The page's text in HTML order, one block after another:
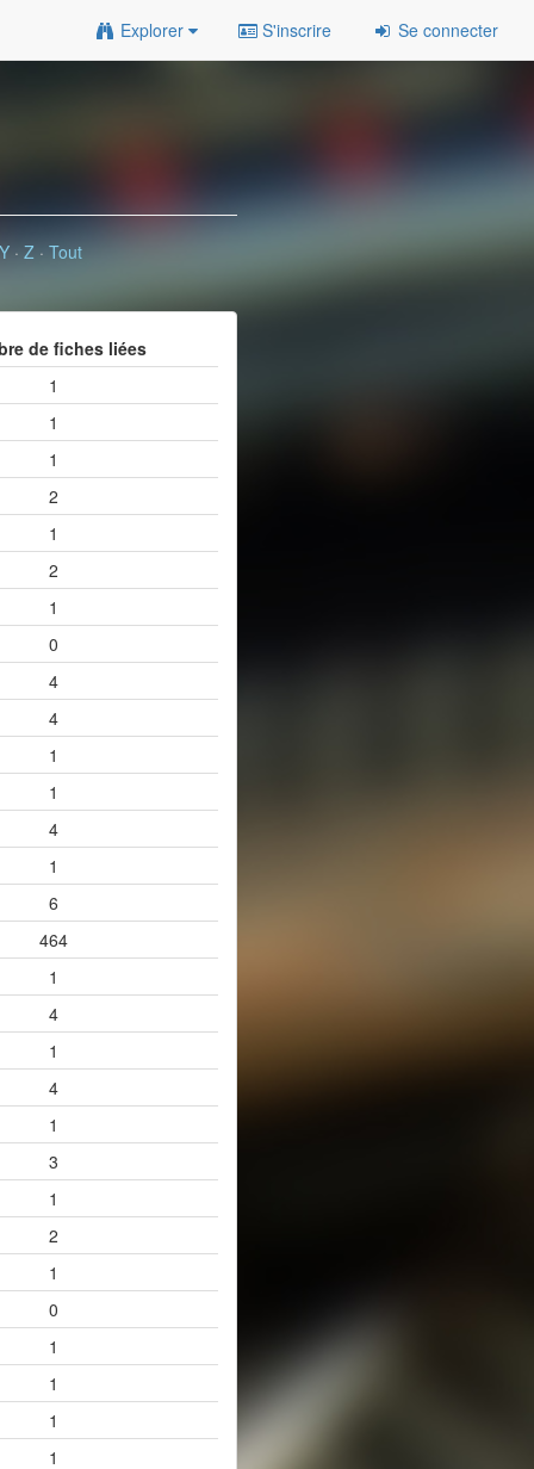
Explorer S'inscrire Se connecter
· Z· Tout
de fiches liées
1
1
1
2
1
2
1
0
4
4
1
1
4
1
6
464
1
4
1
4
1
3
1
2
1
0
1
1
1
1